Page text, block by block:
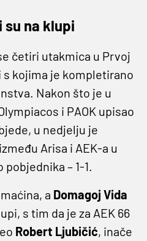
su na klupi
četiri utakmica u Prvoj
kojima je kompletirano
Nakon što je u
i PAOK upisao
u nedjelju je
Arisa i AEK-a u
– 1-1.
a Domagoj Vida
s tim da je za AEK 66
Robert Ljubičić, inače